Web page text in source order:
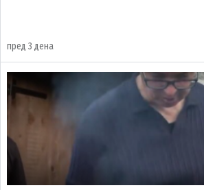
пред 3 дена